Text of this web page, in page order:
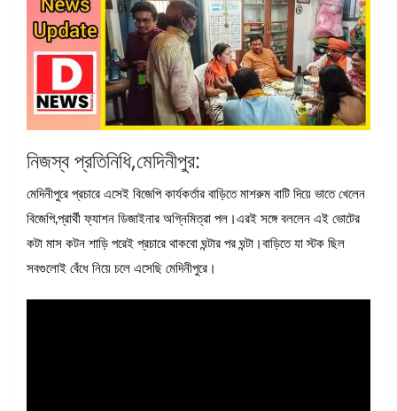
নিজস্ব প্রতিনিধি,মেদিনীপুর:
মেদিনীপুরে প্রচারে এসেই বিজেপি কার্যকর্তার বাড়িতে মাশরুম বাটি দিয়ে ভাতে খেলেন
বিজেপি,প্রার্থী ফ্যাশন ডিজাইনার অগ্নিমিত্রা পল।এরই সঙ্গে বললেন এই ভোটের
কটা মাস কটন শাড়ি পরেই প্রচারে থাকবো ঘন্টার পর ঘন্টা।বাড়িতে যা স্টক ছিল
সবগুলোই বেঁধে নিয়ে চলে এসেছি মেদিনীপুরে।